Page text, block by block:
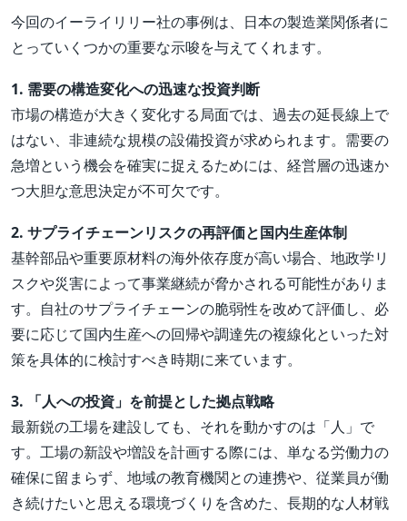
今回のイーライリリー社の事例は、日本の製造業関係者に
とっていくつかの重要な示唆を与えてくれます。
1. 需要の構造変化への迅速な投資判断
市場の構造が大きく変化する局面では、過去の延長線上で
はない、非連続な規模の設備投資が求められます。需要の
急増という機会を確実に捉えるためには、経営層の迅速か
つ大胆な意思決定が不可欠です。
2. サプライチェーンリスクの再評価と国内生産体制
基幹部品や重要原材料の海外依存度が高い場合、地政学リ
スクや災害によって事業継続が脅かされる可能性がありま
す。自社のサプライチェーンの脆弱性を改めて評価し、必
要に応じて国内生産への回帰や調達先の複線化といった対
策を具体的に検討すべき時期に来ています。
3. 「人への投資」を前提とした拠点戦略
最新鋭の工場を建設しても、それを動かすのは「人」で
す。工場の新設や増設を計画する際には、単なる労働力の
確保に留まらず、地域の教育機関との連携や、従業員が働
き続けたいと思える環境づくりを含めた、長期的な人材戦